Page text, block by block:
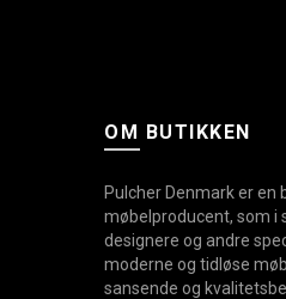
OM BUTIKKEN
Pulcher Denmark er en
møbelproducent, som i
designere og andre
moderne og tidløse
sansende og